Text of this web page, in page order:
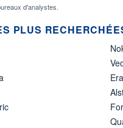
d'analystes.
PLUS